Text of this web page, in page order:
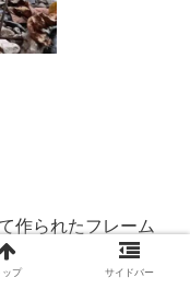
作られたフレーム
ップ サイドバー